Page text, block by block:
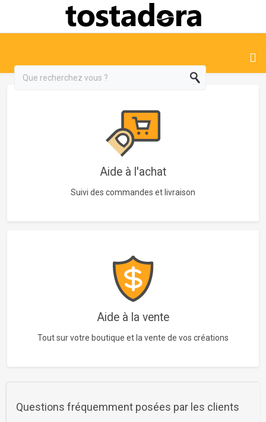
Aide à l'achat
Suivi des commandes et livraison
Aide à la vente
Tout sur votre boutique et la vente de vos créations
Questions fréquemment posées par les clients